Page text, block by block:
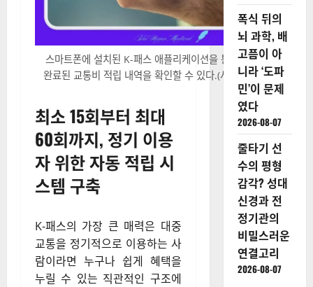
스마트폰에 설치된 K-패스 애플리케이션을 통해 지난달 환급
완료된 교통비 적립 내역을 확인할 수 있다.(사진=워드프레스)
최소 15회부터 최대
60회까지, 정기 이용
자 위한 자동 적립 시
스템 구축
K-패스의 가장 큰 매력은 대중
교통을 정기적으로 이용하는 사
람이라면 누구나 쉽게 혜택을
누릴 수 있는 직관적인 구조에
폭식 뒤의
뇌 과학, 배
고픔이 아
니라 ‘도파
민’이 문제
였다
2026-08-07
줄타기 선
수의 평형
감각? 성대
신경과 전
정기관의
비밀스러운
연결고리
2026-08-07